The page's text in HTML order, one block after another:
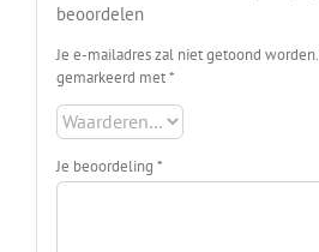
beoordelen
Je e-mailadres zal niet getoond worden.
gemarkeerd met*
Je beoordeling *